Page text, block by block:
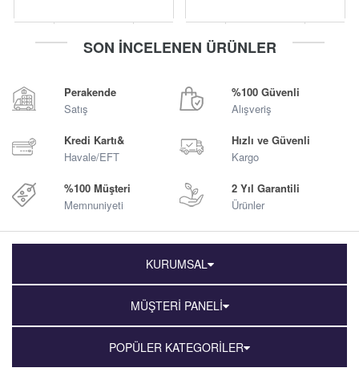
SON İNCELENEN ÜRÜNLER
Perakende
Satış
%100 Güvenli
Alışveriş
Kredi Kartı&
Havale/EFT
Hızlı ve Güvenli
Kargo
%100 Müşteri
Memnuniyeti
2 Yıl Garantili
Ürünler
KURUMSAL
MÜŞTERİ PANELİ
POPÜLER KATEGORİLER